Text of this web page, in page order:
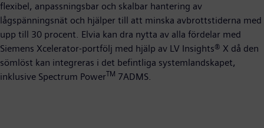
flexibel, anpassningsbar och skalbar hantering av
lågspänningsnät och hjälper till att minska avbrottstiderna med
upp till 30 procent. Elvia kan dra nytta av alla fördelar med
Siemens Xcelerator-portfölj med hjälp av LV Insights® X då den
sömlöst kan integreras i det befintliga systemlandskapet,
inklusive Spectrum PowerTM 7ADMS.